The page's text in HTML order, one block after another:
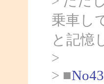
乗車し
と記憶
>
> ■